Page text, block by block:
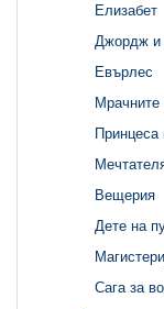
Елизабет
Джордж и
Евърлес
Мрачните
Принцеса
Вещерия
Дете на
Сага за